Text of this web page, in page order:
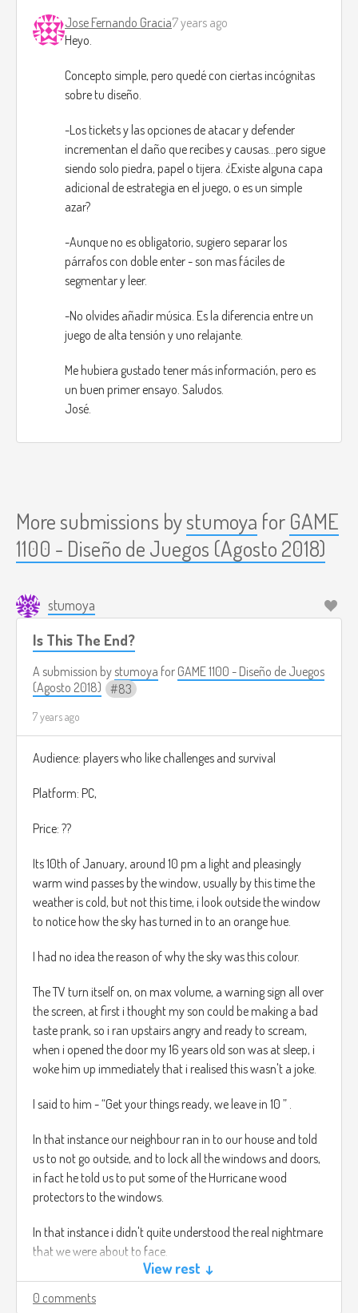
http://fategrandorder.wikia.com/wiki/Summoning
Jose Fernando Gracia7 years ago
Heyo.
Concepto simple, pero quedé con ciertas incógnitas
sobre tu diseño.
-Los tickets y las opciones de atacar y defender
incrementan el daño que recibes y causas...pero sigue
siendo solo piedra, papel o tijera. ¿Existe alguna capa
adicional de estrategia en el juego, o es un simple
azar?
-Aunque no es obligatorio, sugiero separar los
párrafos con doble enter - son mas fáciles de
segmentar y leer.
-No olvides añadir música. Es la diferencia entre un
juego de alta tensión y uno relajante.
Me hubiera gustado tener más información, pero es
un buen primer ensayo. Saludos.
José.
More submissions bystumoya for GAME
1100 - Diseño de Juegos (Agosto 2018)
stumoya
Is This The End?
A submission bystumoya for GAME 1100 - Diseño de Juegos
(Agosto 2018)
83
7 years ago
Audience: players who like challenges and survival
Platform: PC,
Price: ??
Its 10th of January, around 10 pm a light and pleasingly
warm wind passes by the window, usually by this time the
weather is cold, but not this time, i look outside the window
to notice how the sky has turned in to an orange hue.
I had no idea the reason of why the sky was this colour.
The TV turn itself on, on max volume, a warning sign all over
the screen, at first i thought my son could be making a bad
taste prank, so i ran upstairs angry and ready to scream,
when i opened the door my 16 years old son was at sleep, i
woke him up immediately that i realised this wasn't a joke.
I said to him - “Get your things ready, we leave in 10 ” .
In that instance our neighbour ran in to our house and told
us to not go outside, and to lock all the windows and doors,
in fact he told us to put some of the Hurricane wood
protectors to the windows.
In that instance i didn't quite understood the real nightmare
that we were about to face.
11 PM, we didn't leave the house that night our neighbour
also stayed with us.
View rest ↓
0 comments